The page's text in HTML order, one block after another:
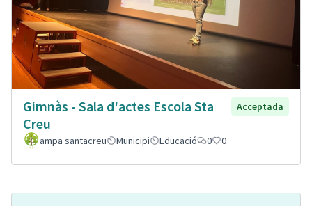
Gimnàs - Sala d'actes Escola Sta
Creu
Acceptada
ampa santacreu Municipi Educació 0 0